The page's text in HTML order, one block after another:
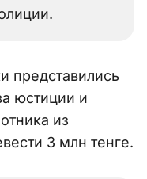
представились
юстиции и
из
3 млн тенге.